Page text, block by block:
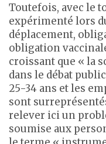
Toutefois, avec le
expérimenté lors
déplacement,
obligation
croissant que « la
dans le débat
25-34 ans et les
sont
relever ici un
soumise aux